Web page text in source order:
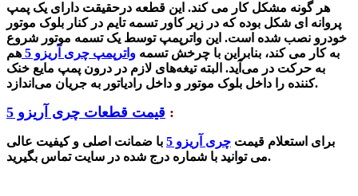
هر گونه مشکل کار می کند. این قطعه درحقیقت دارای یک پمپ
پروانه ای شکل بوده که در زیر کاور تسمه تایم در کنار بلوک موتور
خودرو نصب شده است. این واترپمپ توسط یک تسمه موتور شروع
به کار می کند، بنابراین با چرخش تسمه واترپمپ چری آریزو 5
هم
به حرکت در می‌آید. البته تیغه‌های لازم در درون پمپ مایع خنک
کننده را داخل بلوک موتور و داخل رادیاتور به جریان می‌اندازد.
قیمت قطعات چری آریزو 5 :
برای استعلام قیمت چری آریزو 5
با ضمانت اصلی و کیفیت عالی
می توانید با شماره درج شده در سایت تماس بگیرید.